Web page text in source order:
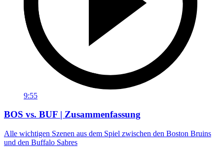
9:55
BOS vs. BUF | Zusammenfassung
Alle wichtigen Szenen aus dem Spiel zwischen den Boston Bruins
und den Buffalo Sabres